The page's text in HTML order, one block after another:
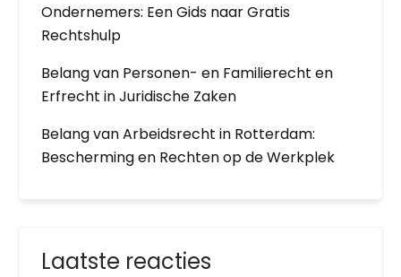
Ondernemers: Een Gids naar Gratis
Rechtshulp
Belang van Personen- en Familierecht en
Erfrecht in Juridische Zaken
Belang van Arbeidsrecht in Rotterdam:
Bescherming en Rechten op de Werkplek
Laatste reacties